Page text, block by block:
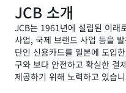
JCB 소개
JCB는 1961년에 설립된 이래
사업, 국제 브랜드 사업 등을
단인 신용카드를 일본에 도입
구와 보다 안전하고 확실한 결
제공하기 위해 노력하고 있습